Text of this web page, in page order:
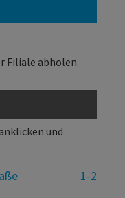
Filiale abholen.
und
1-2